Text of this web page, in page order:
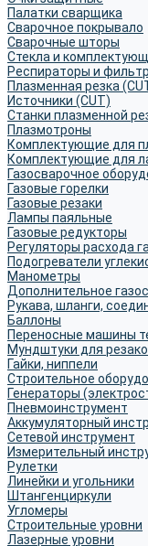
Палатки сварщика
Сварочное покрывало
Сварочные шторы
Стекла и
Респираторы и
Плазменная резка
Источники (CUT)
Станки плазменной
Плазмотроны
Комплектующие для
Комплектующие для
Газосварочное
Газовые горелки
Газовые резаки
Лампы паяльные
Газовые редукторы
Регуляторы расхода
Подогреватели
Манометры
Дополнительное
Рукава, шланги,
Баллоны
Переносные машины
Мундштуки для
Гайки, ниппели
Строительное
Генераторы
Пневмоинструмент
Аккумуляторный
Сетевой инструмент
Измерительный
Рулетки
Линейки и угольники
Штангенциркули
Угломеры
Строительные уровни
Лазерные уровни